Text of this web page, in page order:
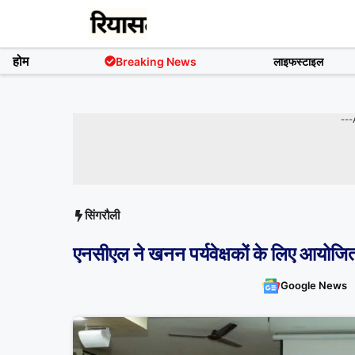
content
होम
Breaking News लाइफस्टाइल
---
सिंगरौली
एनसीएल ने खनन पर्यवेक्षकों के लिए
Google News